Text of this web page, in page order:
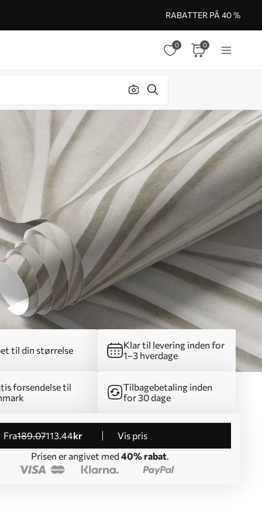
RABATTER PÅ 40 %
0 0
til din størrelse
Klar til levering inden for
1–3 hverdage
forsendelse til
Tilbagebetaling inden
for 30 dage
fra189.07113.44kr
Vis pris
Prisen er angivet med 40% rabat.